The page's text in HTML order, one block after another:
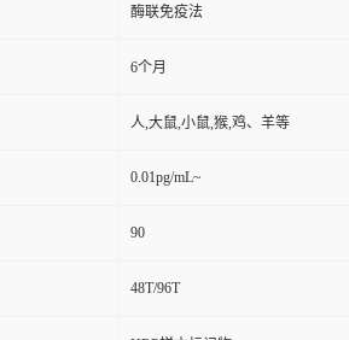
酶联免疫法
6个月
人,大鼠,小鼠,猴,鸡、羊等
0.01pg/mL~
90
48T/96T